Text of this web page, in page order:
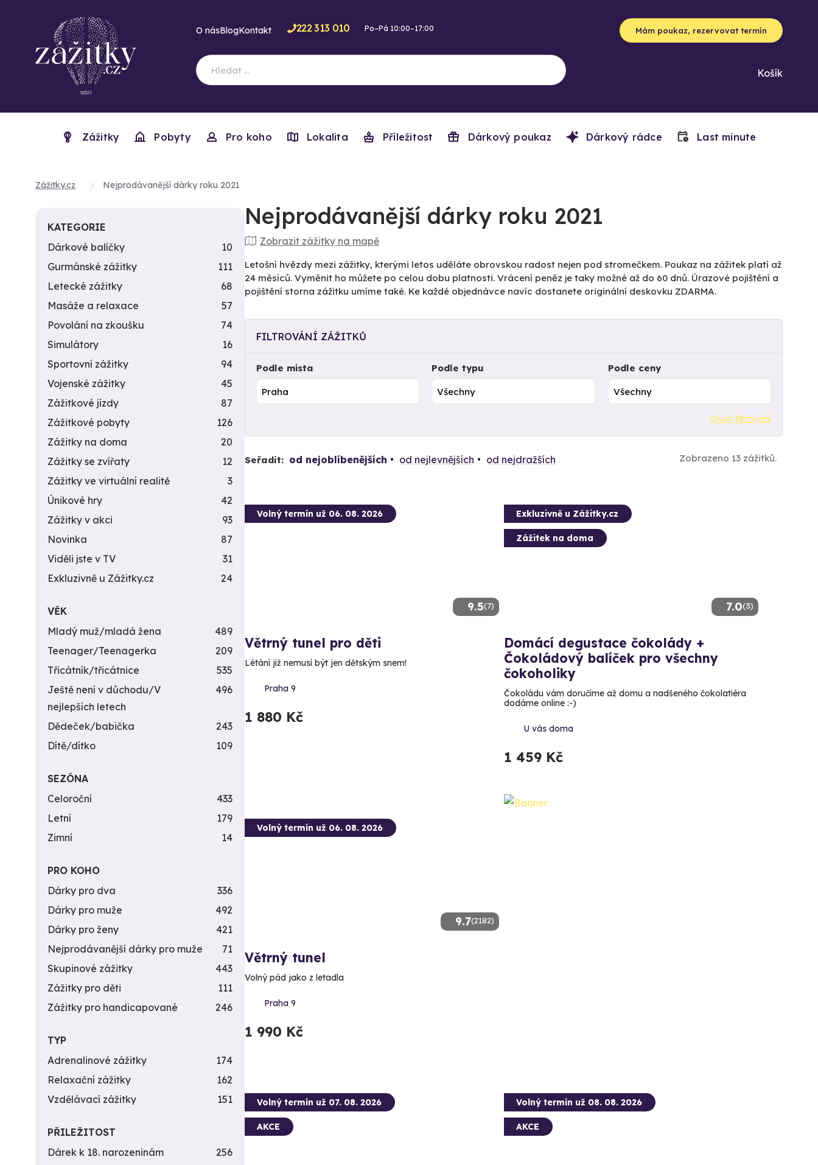
O násBlogKontakt 222 313 010 Po–Pá 10:00–17:00 Mám poukaz, rezervovat termín
Košík
Zážitky Pobyty Pro koho Lokalita Příležitost Dárkový poukaz Dárkový rádce Last minute
Zážitky.cz Nejprodávanější dárky roku 2021
Nejprodávanější dárky roku 2021
Zobrazit zážitky na mapě
Letošní hvězdy mezi zážitky, kterými letos uděláte obrovskou radost nejen pod stromečkem. Poukaz na zážitek platí až
24 měsíců. Vyměnit ho můžete po celou dobu platnosti. Vrácení peněz je taky možné až do 60 dnů. Úrazové pojištění a
pojištění storna zážitku umíme také. Ke každé objednávce navíc dostanete originální deskovku ZDARMA.
FILTROVÁNÍ ZÁŽITKŮ
Podle místa Podle typu Podle ceny
Zrušit filtrování
Seřadit: od nejoblíbenějších od nejlevnějších od nejdražších Zobrazeno 13 zážitků.
9.5(7)
Volný termín už 06. 08. 2026
Větrný tunel pro děti
Létání již nemusí být jen dětským snem!
Praha 9
1 880 Kč
7.0(3)
Exkluzivně u Zážitky.cz
Zážitek na doma
Domácí degustace čokolády +
Čokoládový balíček pro všechny
čokoholiky
Čokoládu vám doručíme až domu a nadšeného čokolatiéra
dodáme online :-)
U vás doma
1 459 Kč
9.7(2182)
Volný termín už 06. 08. 2026
Větrný tunel
Volný pád jako z letadla
Praha 9
1 990 Kč
Volný termín už 07. 08. 2026
AKCE
Volný termín už 08. 08. 2026
AKCE
KATEGORIE
Dárkové balíčky
10
Gurmánské zážitky
111
Letecké zážitky
68
Masáže a relaxace
57
Povolání na zkoušku
74
Simulátory
16
Sportovní zážitky
94
Vojenské zážitky
45
Zážitkové jízdy
87
Zážitkové pobyty
126
Zážitky na doma
20
Zážitky se zvířaty
12
Zážitky ve virtuální realitě
3
Únikové hry
42
Zážitky v akci
93
Novinka
87
Viděli jste v TV
31
Exkluzivně u Zážitky.cz
24
VĚK
Mladý muž/mladá žena
489
Teenager/Teenagerka
209
Třicátník/třicátnice
535
Ještě není v důchodu/V
nejlepších letech
496
Dědeček/babička
243
Dítě/dítko
109
SEZÓNA
Celoroční
433
Letní
179
Zimní
14
PRO KOHO
Dárky pro dva
336
Dárky pro muže
492
Dárky pro ženy
421
Nejprodávanější dárky pro muže
71
Skupinové zážitky
443
Zážitky pro děti
111
Zážitky pro handicapované
246
TYP
Adrenalinové zážitky
174
Relaxační zážitky
162
Vzdělávací zážitky
151
PŘILEŽITOST
Dárek k 18. narozeninám
256